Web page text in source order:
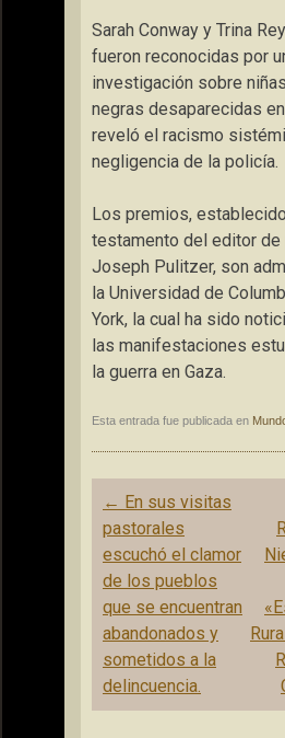
Sarah Conway y Trina
fueron reconocidas por
investigación sobre
negras desaparecidas
reveló el racismo
negligencia de la policía.
Los premios,
testamento del editor
Joseph Pulitzer, son
la Universidad de
York, la cual ha sido
las manifestaciones
la guerra en Gaza.
Esta entrada fue publicada en
Navegación
de
entradas
← En sus visitas
pastorales
escuchó el clamor
de los pueblos
que se encuentran
abandonados y
sometidos a la
delincuencia.